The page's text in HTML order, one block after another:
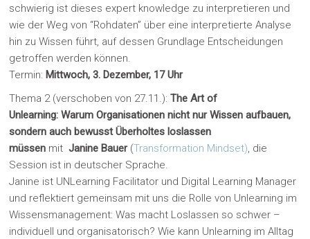
schwierig ist dieses expert knowledge zu interpretieren und
wie der Weg von “Rohdaten” über eine interpretierte Analyse
hin zu Wissen führt, auf dessen Grundlage Entscheidungen
getroffen werden können.
Termin: Mittwoch, 3. Dezember, 17 Uhr
Thema 2 (verschoben von 27.11.):The Art of
Unlearning: Warum Organisationen nicht nur Wissen aufbauen,
sondern auch bewusst Überholtes loslassen
müssen mitJanine Bauer(Transformation Mindset), die
Session ist in deutscher Sprache.
Janine ist UNLearning Facilitator und Digital Learning Manager
und reflektiert gemeinsam mit uns die Rolle von Unlearning im
Wissensmanagement: Was macht Loslassen so schwer –
individuell und organisatorisch? Wie kann Unlearning im Alltag